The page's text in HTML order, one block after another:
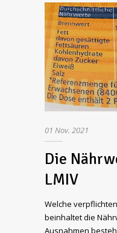
01 Nov. 2021
Die
LMIV
Welche
beinhaltet die
Ausnahmen